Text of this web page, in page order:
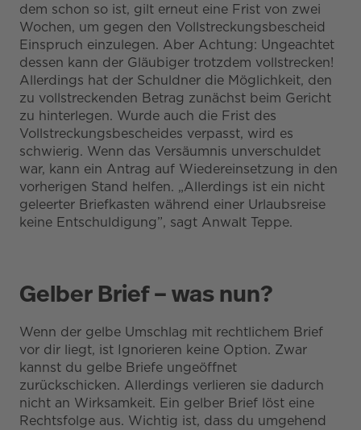
dem schon so ist, gilt erneut eine Frist von zwei
Wochen, um gegen den Vollstreckungsbescheid
Einspruch einzulegen. Aber Achtung: Ungeachtet
dessen kann der Gläubiger trotzdem vollstrecken!
Allerdings hat der Schuldner die Möglichkeit, den
zu vollstreckenden Betrag zunächst beim Gericht
zu hinterlegen. Wurde auch die Frist des
Vollstreckungsbescheides verpasst, wird es
schwierig. Wenn das Versäumnis unverschuldet
war, kann ein Antrag auf Wiedereinsetzung in den
vorherigen Stand helfen. „Allerdings ist ein nicht
geleerter Briefkasten während einer Urlaubsreise
keine Entschuldigung”, sagt Anwalt Teppe.
Gelber Brief – was nun?
Wenn der gelbe Umschlag mit rechtlichem Brief
vor dir liegt, ist Ignorieren keine Option. Zwar
kannst du gelbe Briefe ungeöffnet
zurückschicken. Allerdings verlieren sie dadurch
nicht an Wirksamkeit. Ein gelber Brief löst eine
Rechtsfolge aus. Wichtig ist, dass du umgehend